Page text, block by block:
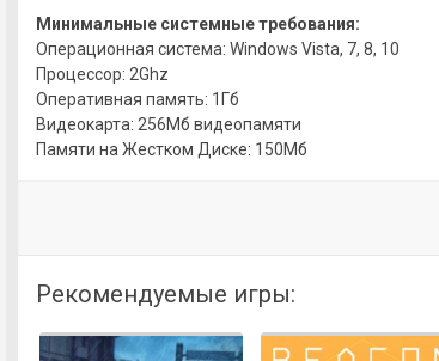
Минимальные системные требования:
Операционная система: Windows Vista, 7, 8, 10
Процессор: 2Ghz
Оперативная память: 1Гб
Видеокарта: 256Мб видеопамяти
Памяти на Жестком Диске: 150Мб
Рекомендуемые игры: